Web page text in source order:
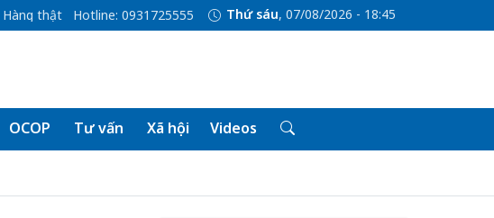
Hàng thật Hotline: 0931725555 Thứ sáu, 07/08/2026 - 18:45
OCOP Tư vấn Xã hội Videos